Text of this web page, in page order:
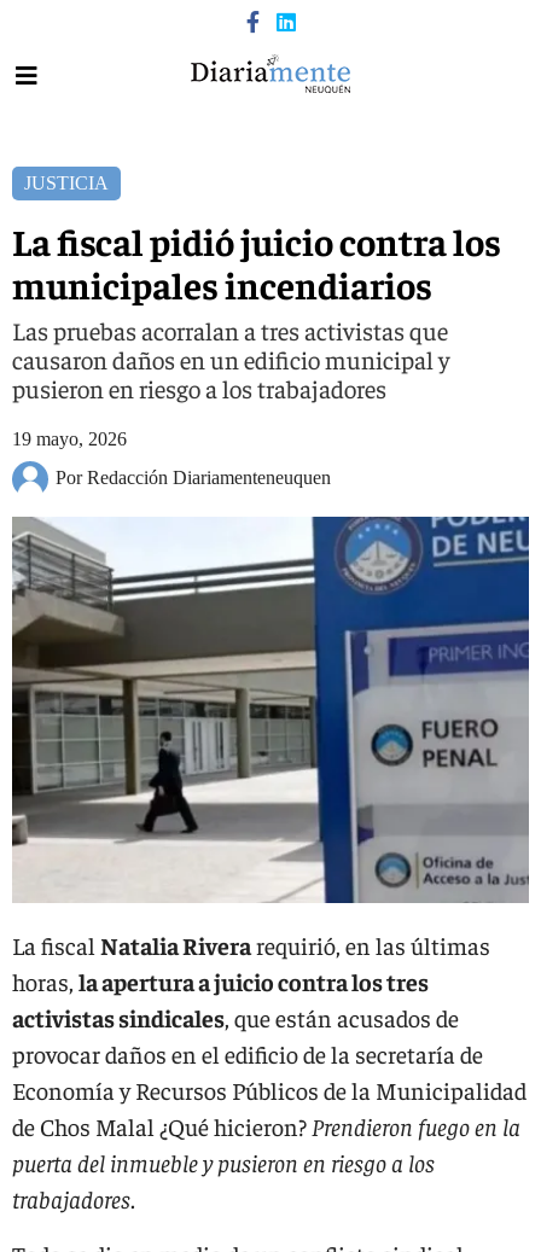
JUSTICIA
La fiscal pidió juicio contra los
municipales incendiarios
Las pruebas acorralan a tres activistas que
causaron daños en un edificio municipal y
pusieron en riesgo a los trabajadores
19 mayo, 2026
Por Redacción Diariamenteneuquen
La fiscal Natalia Riverarequirió, en las últimas
horas, la apertura a juicio contra los tres
activistas sindicales, que están acusados de
provocar daños en el edificio de la secretaría de
Economía y Recursos Públicos de la Municipalidad
de Chos Malal ¿Qué hicieron? Prendieron fuego en la
puerta del inmueble y pusieron en riesgo a los
trabajadores.